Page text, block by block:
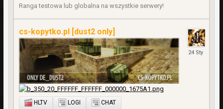
Ranga testowa lub globalna na wszystkie serwery!
cs-kopytko.pl [dust2 only]
HLTV LOGI CHAT
24